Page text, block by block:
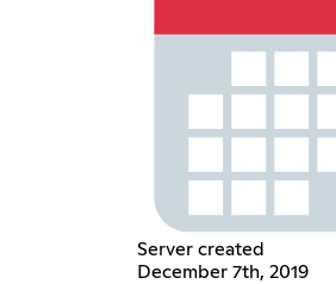
Server created
December 7th, 2019